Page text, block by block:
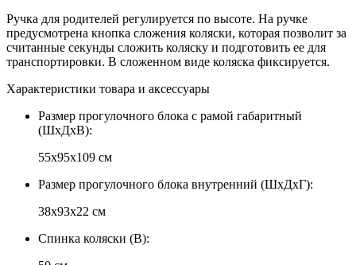
Ручка для родителей регулируется по высоте. На ручке
предусмотрена кнопка сложения коляски, которая позволит за
считанные секунды сложить коляску и подготовить ее для
транспортировки. В сложенном виде коляска фиксируется.
Характеристики товара и аксессуары
Размер прогулочного блока с рамой габаритный
(ШхДхВ):
55х95х109 см
Размер прогулочного блока внутренний (ШхДхГ):
38х93х22 см
Спинка коляски (В):